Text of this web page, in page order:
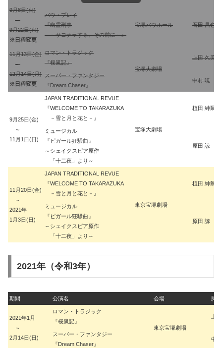
9月8日(火)
～
9月22日(火)
※日程変更
バウ・プレイ
『幽霊刑事
～サヨナラする、その前に～』
宝塚バウホール 石田 昌也
11月13日(金)
～
12月14日(月)
※日程変更
ロマン・トラジック
『桜嵐記』
宝塚大劇場
上田 久美子
スーパー・ファンタジー
『Dream Chaser』
中村 暁
9月25日(金)
～
11月1日(日)
JAPAN TRADITIONAL REVUE
『WELCOME TO TAKARAZUKA
－雪と月と花と－』
宝塚大劇場
植田 紳爾
ミュージカル
『ピガール狂騒曲』
～シェイクスピア原作
「十二夜」より～
原田 諒
11月20日(金)
～
2021年
1月3日(日)
JAPAN TRADITIONAL REVUE
『WELCOME TO TAKARAZUKA
－雪と月と花と－』
東京宝塚劇場
植田 紳爾
ミュージカル
『ピガール狂騒曲』
～シェイクスピア原作
「十二夜」より～
原田 諒
2021年（令和3年）
期間 公演名 会場 脚
2021年1月
～
2月14日(日)
ロマン・トラジック
『桜嵐記』
東京宝塚劇場
上
スーパー・ファンタジー
『Dream Chaser』
中